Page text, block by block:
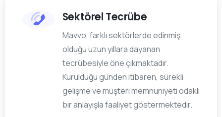
Sektörel Tecrübe
Mavvo, farklı sektörlerde edinmiş
olduğu uzun yıllara dayanan
tecrübesiyle öne çıkmaktadır.
Kurulduğu günden itibaren, sürekli
gelişme ve müşteri memnuniyeti odaklı
bir anlayışla faaliyet göstermektedir.